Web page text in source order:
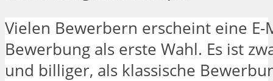
Vielen Bewerbern erscheint eine E-
Bewerbung als erste Wahl. Es ist
und billiger, als klassische